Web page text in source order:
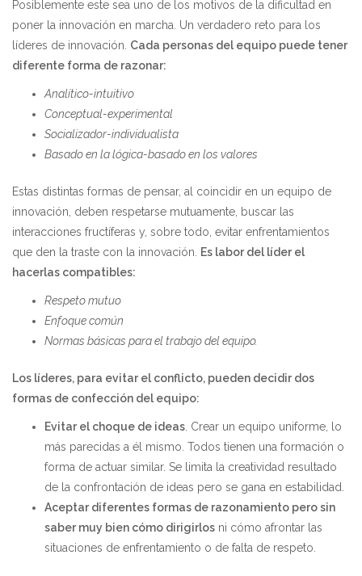
Posiblemente este sea uno de los motivos de la dificultad en
poner la innovación en marcha. Un verdadero reto para los
líderes de innovación. Cada personas del equipo puede tener
diferente forma de razonar:
Analítico-intuitivo
Conceptual-experimental
Socializador-individualista
Basado en la lógica-basado en los valores
Estas distintas formas de pensar, al coincidir en un equipo de
innovación, deben respetarse mutuamente, buscar las
interacciones fructíferas y, sobre todo, evitar enfrentamientos
que den la traste con la innovación.
Es labor del líder el
hacerlas compatibles:
Respeto mutuo
Enfoque común
Normas básicas para el trabajo del equipo.
Los líderes, para evitar el conflicto, pueden decidir dos
formas de confección del equipo:
Evitar el choque de ideas . Crear un equipo uniforme, lo
más parecidas a él mismo. Todos tienen una formación o
forma de actuar similar. Se limita la creatividad resultado
de la confrontación de ideas pero se gana en estabilidad.
Aceptar diferentes formas de razonamiento pero sin
saber muy bien cómo dirigirlos ni cómo afrontar las
situaciones de enfrentamiento o de falta de respeto.